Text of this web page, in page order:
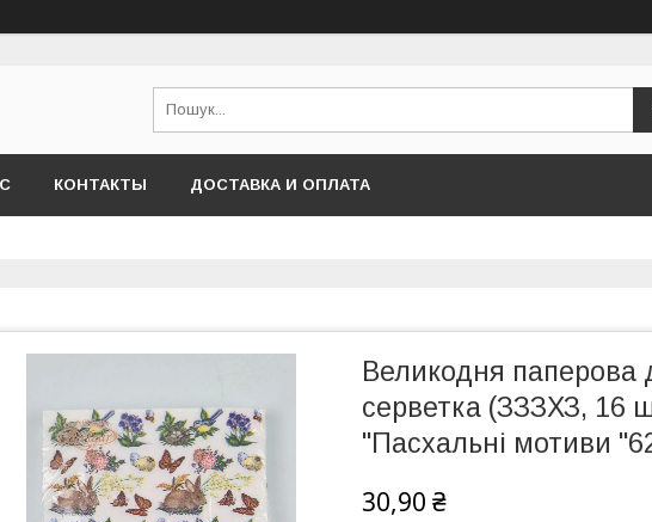
КОНТАКТЫ ДОСТАВКА И ОПЛАТА
Великодня паперова
серветка (ЗЗЗХЗ, 16
"Пасхальні мотиви
30,90 ₴